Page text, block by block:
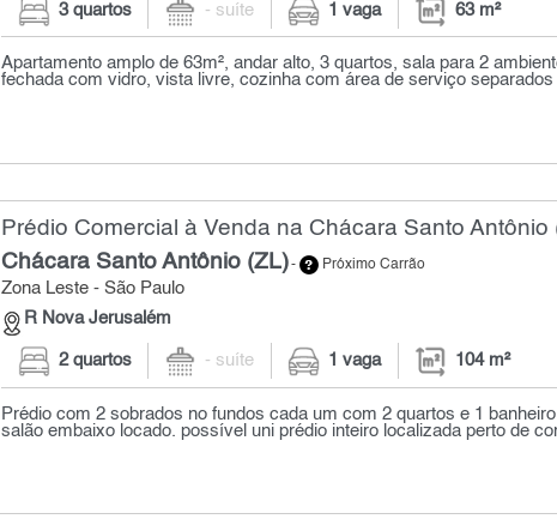
3 quartos - suíte 1 vaga 63 m²
Apartamento amplo de 63m², andar alto, 3 quartos, sala para 2
fechada com vidro, vista livre, cozinha com área de serviço separados
Prédio Comercial à Venda na Chácara Santo Antônio
Chácara Santo Antônio (ZL)- Próximo Carrão
Zona Leste - São Paulo
R Nova Jerusalém
2 quartos - suíte 1 vaga 104 m²
Prédio com 2 sobrados no fundos cada um com 2 quartos e 1
salão embaixo locado. possível uni prédio inteiro localizada perto de